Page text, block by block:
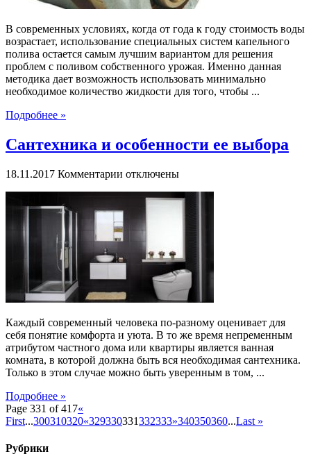
В современных условиях, когда от года к году стоимость воды
возрастает, использование специальных систем капельного
полива остается самым лучшим вариантом для решения
проблем с поливом собственного урожая. Именно данная
методика дает возможность использовать минимально
необходимое количество жидкости для того, чтобы ...
Подробнее »
Сантехника и особенности ее выбора
18.11.2017 Комментарии к
Сантехника
и
особенности
ее
выбора
отключены
Каждый современный человека по-разному оценивает для
себя понятие комфорта и уюта. В то же время непременным
атрибутом частного дома или квартиры является ванная
комната, в которой должна быть вся необходимая сантехника.
Только в этом случае можно быть уверенным в том, ...
Подробнее »
Page 331 of 417«
First...300310320«329330331332333»340350360...Last »
Рубрики